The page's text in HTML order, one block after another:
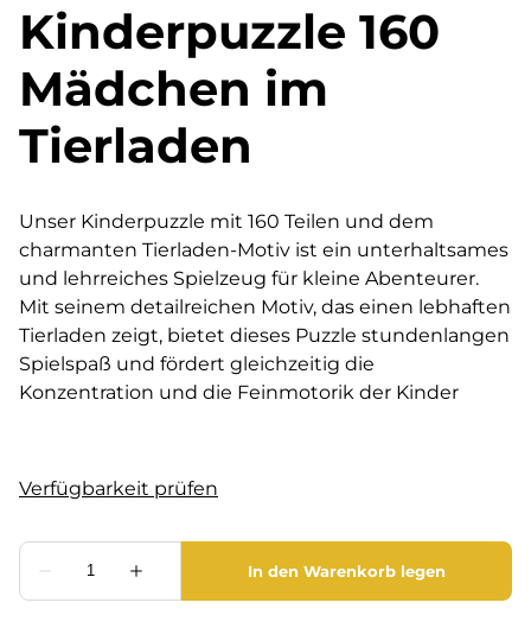
Kinderpuzzle 160
Mädchen im
Tierladen
Unser Kinderpuzzle mit 160 Teilen und dem
charmanten Tierladen-Motiv ist ein unterhaltsames
und lehrreiches Spielzeug für kleine Abenteurer.
Mit seinem detailreichen Motiv, das einen lebhaften
Tierladen zeigt, bietet dieses Puzzle stundenlangen
Spielspaß und fördert gleichzeitig die
Konzentration und die Feinmotorik der Kinder